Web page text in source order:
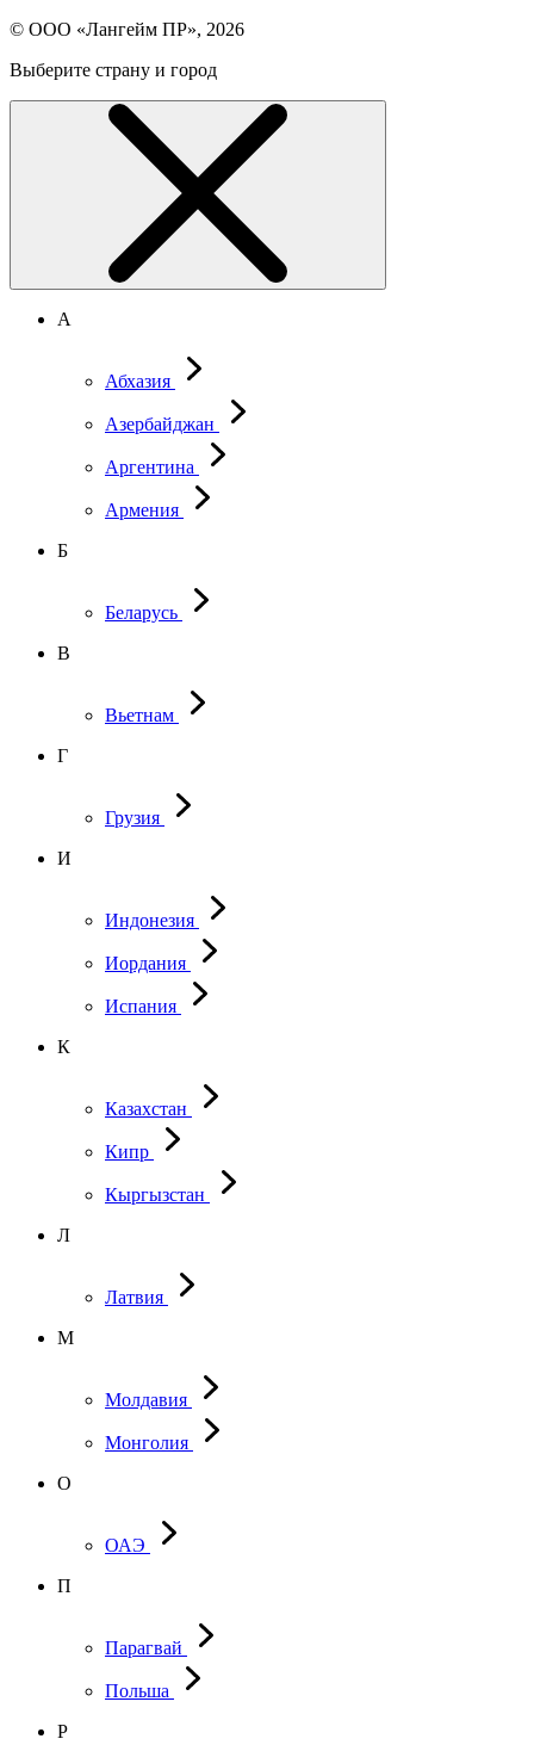
© ООО «Лангейм ПР», 2026
Выберите страну и город
А
Абхазия
Азербайджан
Аргентина
Армения
Б
Беларусь
В
Вьетнам
Г
Грузия
И
Индонезия
Иордания
Испания
К
Казахстан
Кипр
Кыргызстан
Л
Латвия
М
Молдавия
Монголия
О
ОАЭ
П
Парагвай
Польша
Р